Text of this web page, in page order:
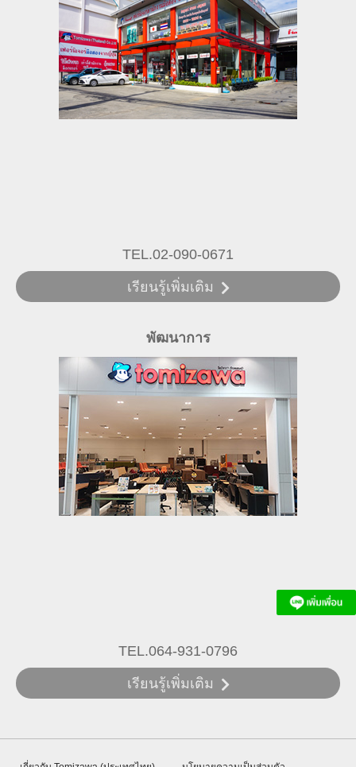
TEL.02-090-0671
เรียนรู้เพิ่มเติม
พัฒนาการ
TEL.064-931-0796
เรียนรู้เพิ่มเติม